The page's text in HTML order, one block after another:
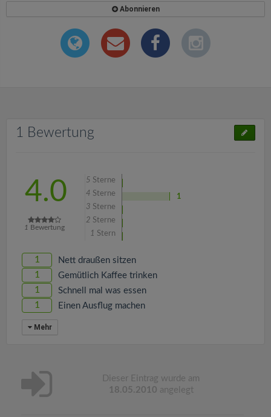
Abonnieren
1 Bewertung
4.0
1 Bewertung
5 Sterne
4 Sterne
1
3 Sterne
2 Sterne
1 Stern
1 Nett draußen sitzen
1 Gemütlich Kaffee trinken
1 Schnell mal was essen
1 Einen Ausflug machen
Mehr
Dieser Eintrag wurde am
18.05.2010 angelegt